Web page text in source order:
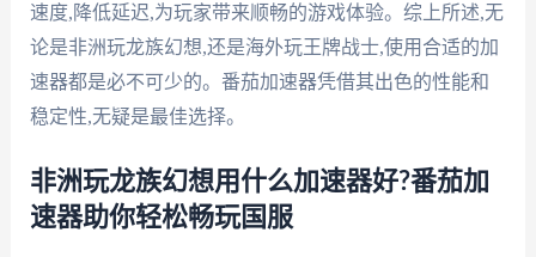
速度,降低延迟,为玩家带来顺畅的游戏体验。综上所述,无
论是非洲玩龙族幻想,还是海外玩王牌战士,使用合适的加
速器都是必不可少的。番茄加速器凭借其出色的性能和
稳定性,无疑是最佳选择。
非洲玩龙族幻想用什么加速器好?番茄加
速器助你轻松畅玩国服